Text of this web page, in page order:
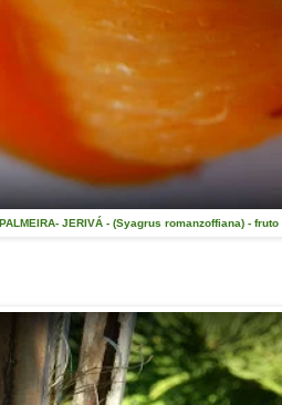
PALMEIRA- JERIVÁ - (Syagrus romanzoffiana) - fruto